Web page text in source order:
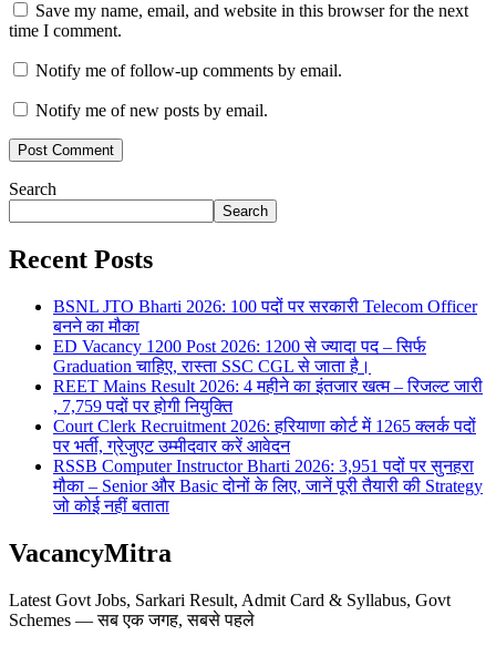
Save my name, email, and website in this browser for the next
time I comment.
Notify me of follow-up comments by email.
Notify me of new posts by email.
Search
Search
Recent Posts
BSNL JTO Bharti 2026: 100 पदों पर सरकारी Telecom Officer
बनने का मौका
ED Vacancy 1200 Post 2026: 1200 से ज्यादा पद – सिर्फ
Graduation चाहिए, रास्ता SSC CGL से जाता है।
REET Mains Result 2026: 4 महीने का इंतजार खत्म – रिजल्ट जारी
, 7,759 पदों पर होगी नियुक्ति
Court Clerk Recruitment 2026: हरियाणा कोर्ट में 1265 क्लर्क पदों
पर भर्ती, ग्रेजुएट उम्मीदवार करें आवेदन
RSSB Computer Instructor Bharti 2026: 3,951 पदों पर सुनहरा
मौका – Senior और Basic दोनों के लिए, जानें पूरी तैयारी की Strategy
जो कोई नहीं बताता
VacancyMitra
Latest Govt Jobs, Sarkari Result, Admit Card & Syllabus, Govt
Schemes — सब एक जगह, सबसे पहले